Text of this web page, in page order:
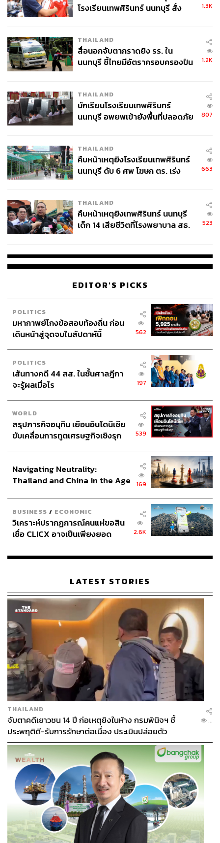
โรงเรียนเทพศิรินทร์ นนทบุรี สั่ง
1.3K
THAILAND
สื่อนอกจับตากราดยิง รร. ใน
นนทบุรี ชี้ไทยมีอัตราครอบครองปืน
1.2K
THAILAND
นักเรียนโรงเรียนเทพศิรินทร์
นนทบุรี อพยพเข้ายังพื้นที่ปลอดภัย
807
THAILAND
คืบหน้าเหตุยิงโรงเรียนเทพศิรินทร์
นนทบุรี ดับ 6 ศพ โฆษก ตร. เร่ง
663
THAILAND
คืบหน้าเหตุยิงเทพศิรินทร์ นนทบุรี
เด็ก 14 เสียชีวิตที่โรงพยาบาล สธ.
523
EDITOR'S PICKS
POLITICS
มหากาพย์โกงข้อสอบท้องถิ่น ก่อน
เดินหน้าสู่จุดจบในสัปดาห์นี้
562
POLITICS
เส้นทางคดี 44 สส. ในชั้นศาลฎีกา
จะรู้ผลเมื่อไร
197
WORLD
สรุปภารกิจอนุทิน เยือนอินโดนีเซีย
ขับเคลื่อนการทูตเศรษฐกิจเชิงรุก
539
Navigating Neutrality:
Thailand and China in the Age
169
BUSINESS / ECONOMIC
วิเคราะห์ปรากฏการณ์คนแห่ขอสิน
เชื่อ CLICX อาจเป็นเพียงยอด
เรือนไทยที่ถูกซุกไว้
2.6K
LATEST STORIES
THAILAND
จับตาคดีเยาวชน 14 ปี ก่อเหตุยิงในห้าง กรมพินิจฯ ชี้
ประพฤติดี-รับการรักษาต่อเนื่อง ประเมินปล่อยตัว
...